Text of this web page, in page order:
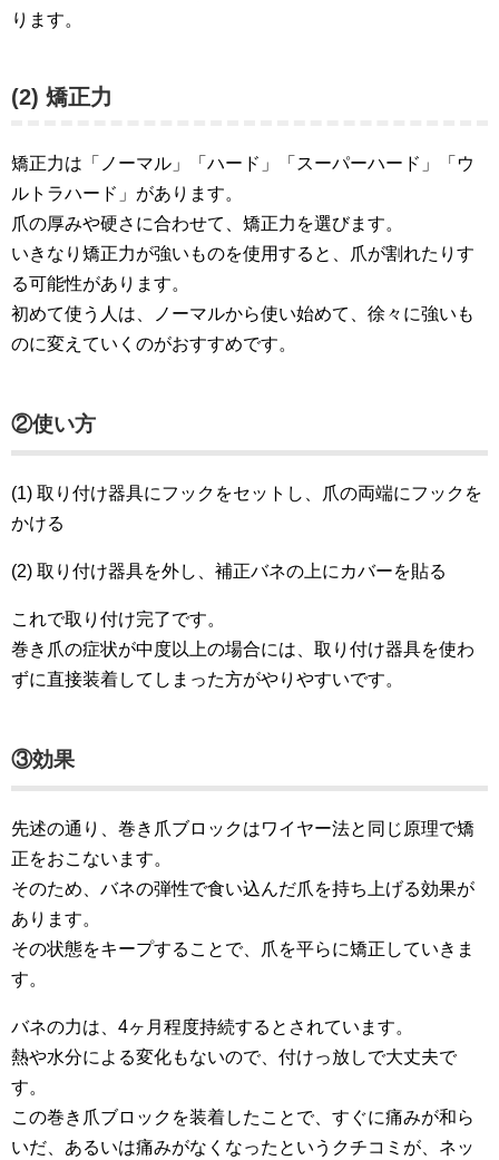
ります。
(2) 矯正力
矯正力は「ノーマル」「ハード」「スーパーハード」「ウ
ルトラハード」があります。
爪の厚みや硬さに合わせて、矯正力を選びます。
いきなり矯正力が強いものを使用すると、爪が割れたりす
る可能性があります。
初めて使う人は、ノーマルから使い始めて、徐々に強いも
のに変えていくのがおすすめです。
②使い方
(1) 取り付け器具にフックをセットし、爪の両端にフックを
かける
(2) 取り付け器具を外し、補正バネの上にカバーを貼る
これで取り付け完了です。
巻き爪の症状が中度以上の場合には、取り付け器具を使わ
ずに直接装着してしまった方がやりやすいです。
③効果
先述の通り、巻き爪ブロックはワイヤー法と同じ原理で矯
正をおこないます。
そのため、バネの弾性で食い込んだ爪を持ち上げる効果が
あります。
その状態をキープすることで、爪を平らに矯正していきま
す。
バネの力は、4ヶ月程度持続するとされています。
熱や水分による変化もないので、付けっ放しで大丈夫で
す。
この巻き爪ブロックを装着したことで、すぐに痛みが和ら
いだ、あるいは痛みがなくなったというクチコミが、ネッ